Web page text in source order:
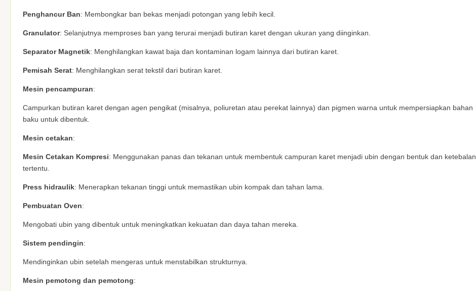
Penghancur Ban: Membongkar ban bekas menjadi potongan yang lebih kecil.
Granulator: Selanjutnya memproses ban yang terurai menjadi butiran karet dengan ukuran yang diinginkan.
Separator Magnetik: Menghilangkan kawat baja dan kontaminan logam lainnya dari butiran karet.
Pemisah Serat: Menghilangkan serat tekstil dari butiran karet.
Mesin pencampuran:
Campurkan butiran karet dengan agen pengikat (misalnya, poliuretan atau perekat lainnya) dan pigmen warna untuk mempersiapkan bahan
baku untuk dibentuk.
Mesin cetakan:
Mesin Cetakan Kompresi: Menggunakan panas dan tekanan untuk membentuk campuran karet menjadi ubin dengan bentuk dan ketebalan
tertentu.
Press hidraulik: Menerapkan tekanan tinggi untuk memastikan ubin kompak dan tahan lama.
Pembuatan Oven:
Mengobati ubin yang dibentuk untuk meningkatkan kekuatan dan daya tahan mereka.
Sistem pendingin:
Mendinginkan ubin setelah mengeras untuk menstabilkan strukturnya.
Mesin pemotong dan pemotong: